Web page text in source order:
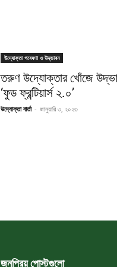
উদ্যোক্তা গবেষণা ও উদ্ভাবন
তরুণ উদ্যোক্তার খোঁজে
‘ফুড ফ্রন্টিয়ার্স ২.০’
উদ্যোক্তা বার্তা - জানুয়ারি ৩, ২০২৩
জনপ্রিয় পোস্টগুলো